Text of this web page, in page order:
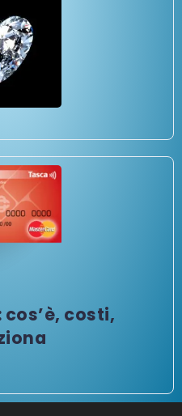
cos’è, costi,